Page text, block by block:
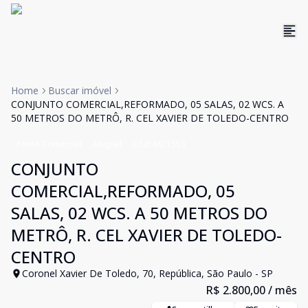
Home
Buscar imóvel
CONJUNTO COMERCIAL,REFORMADO, 05 SALAS, 02 WCS. A
50 METROS DO METRÔ, R. CEL XAVIER DE TOLEDO-CENTRO
CONJUNTO
COMERCIAL,REFORMADO, 05
SALAS, 02 WCS. A 50 METROS DO
METRÔ, R. CEL XAVIER DE TOLEDO-
CENTRO
Coronel Xavier De Toledo, 70, República, São Paulo - SP
R$ 2.800,00/ mês